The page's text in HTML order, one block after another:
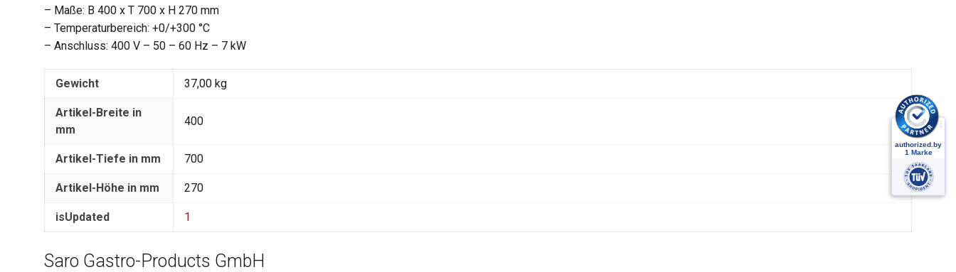
– Maße: B 400 x T 700 x H 270 mm
– Temperaturbereich: +0/+300 °C
– Anschluss: 400 V – 50 – 60 Hz – 7 kW
Gewicht 37,00 kg
Artikel-Breite in
mm
400
Artikel-Tiefe in mm 700
Artikel-Höhe in mm 270
isUpdated 1
Saro Gastro-Products GmbH